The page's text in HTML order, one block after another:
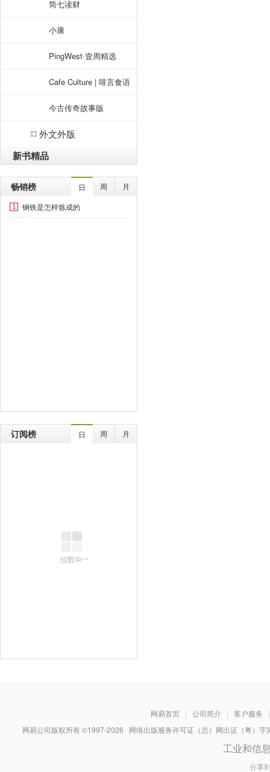
简七读财
小康
PingWest·壹周精选
Cafe Culture | 啡言食语
今古传奇故事版
外文外版
新书精品
畅销榜 日 周 月
1 钢铁是怎样炼成的
订阅榜 日 周 月
网易首页 | 公司简介 | 客户服务
|
网易公司版权所有 ©1997-2026 网络出版服务许可证（总）网出证（粤）
工业和信
分享